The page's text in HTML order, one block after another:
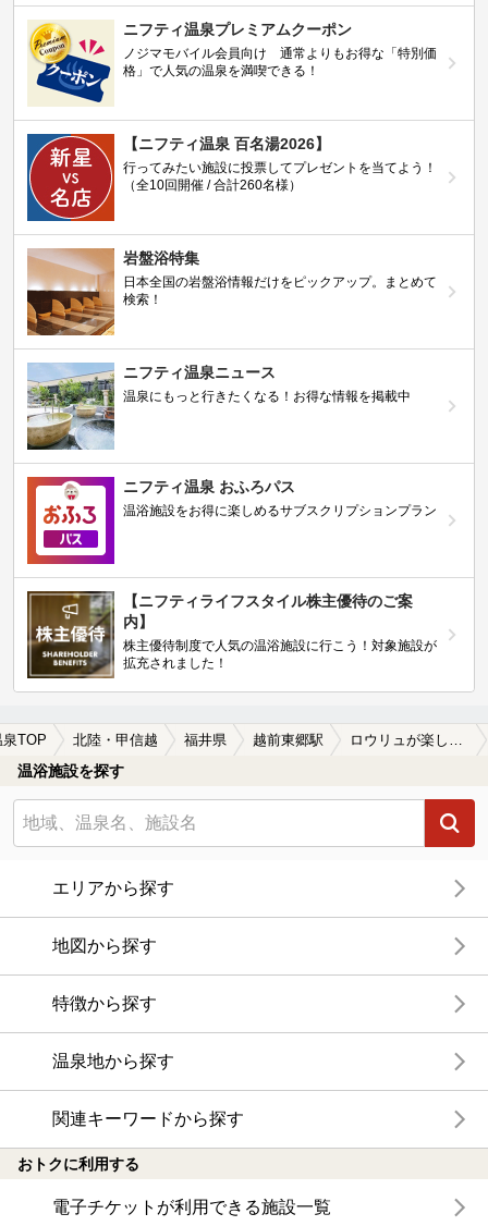
ニフティ温泉プレミアムクーポン
ノジマモバイル会員向け 通常よりもお得な「特別価
格」で人気の温泉を満喫できる！
【ニフティ温泉 百名湯2026】
行ってみたい施設に投票してプレゼントを当てよう！
（全10回開催 / 合計260名様）
岩盤浴特集
日本全国の岩盤浴情報だけをピックアップ。まとめて
検索！
ニフティ温泉ニュース
温泉にもっと行きたくなる！お得な情報を掲載中
ニフティ温泉 おふろパス
温浴施設をお得に楽しめるサブスクリプションプラン
【ニフティライフスタイル株主優待のご案
内】
株主優待制度で人気の温浴施設に行こう！対象施設が
拡充されました！
泉TOP 北陸・甲信越 福井県 越前東郷駅
温浴施設を探す
エリアから探す
地図から探す
特徴から探す
温泉地から探す
関連キーワードから探す
おトクに利用する
電子チケットが利用できる施設一覧